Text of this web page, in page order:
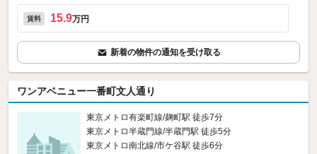
賃料 15.9万円
新着の物件の通知を受け取る
ワンアベニュー一番町文人通り
東京メトロ有楽町線/麹町駅 徒歩7分
東京メトロ半蔵門線/半蔵門駅 徒歩5分
東京メトロ南北線/市ケ谷駅 徒歩6分